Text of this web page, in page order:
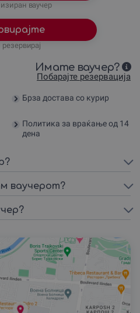
ваучер
Имате ваучер?
Побарајте резервација
Брза достава со курир
Политика за враќање од 14
дена
ваучерот?